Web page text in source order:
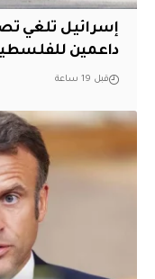
إسرائيل تلغي
داعمين
قبل 19 ساعة